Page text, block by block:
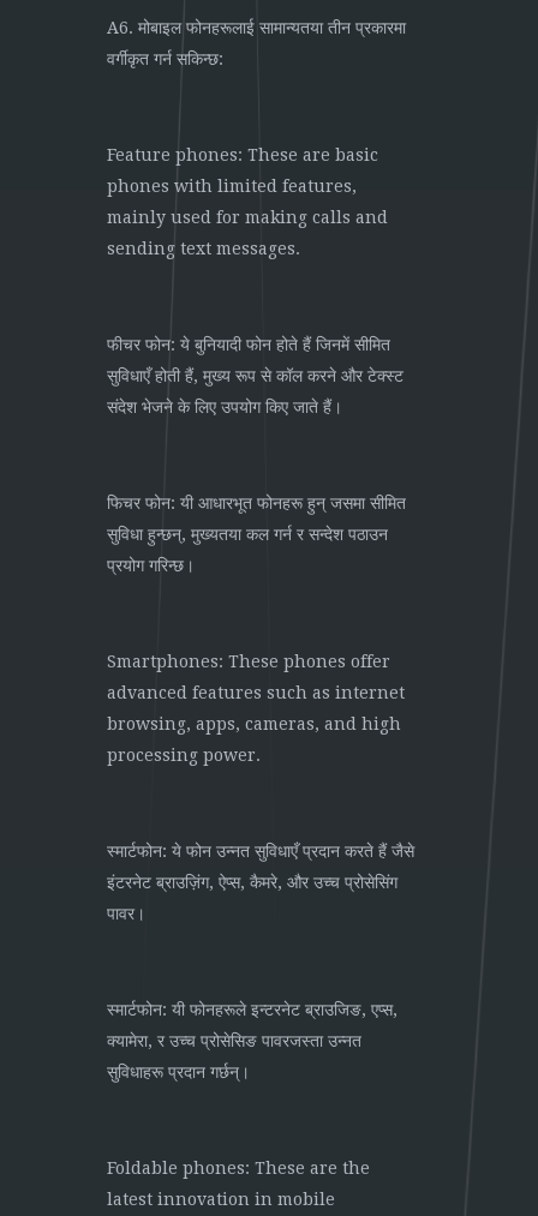
A6. मोबाइल फोनहरूलाई सामान्यतया तीन प्रकारमा
वर्गीकृत गर्न सकिन्छ:
Feature phones: These are basic
phones with limited features,
mainly used for making calls and
sending text messages.
फीचर फोन: ये बुनियादी फोन होते हैं जिनमें सीमित
सुविधाएँ होती हैं, मुख्य रूप से कॉल करने और टेक्स्ट
संदेश भेजने के लिए उपयोग किए जाते हैं।
फिचर फोन: यी आधारभूत फोनहरू हुन् जसमा सीमित
सुविधा हुन्छन्, मुख्यतया कल गर्न र सन्देश पठाउन
प्रयोग गरिन्छ।
Smartphones: These phones offer
advanced features such as internet
browsing, apps, cameras, and high
processing power.
स्मार्टफोन: ये फोन उन्नत सुविधाएँ प्रदान करते हैं जैसे
इंटरनेट ब्राउज़िंग, ऐप्स, कैमरे, और उच्च प्रोसेसिंग
पावर।
स्मार्टफोन: यी फोनहरूले इन्टरनेट ब्राउजिङ, एप्स,
क्यामेरा, र उच्च प्रोसेसिङ पावरजस्ता उन्नत
सुविधाहरू प्रदान गर्छन्।
Foldable phones: These are the
latest innovation in mobile